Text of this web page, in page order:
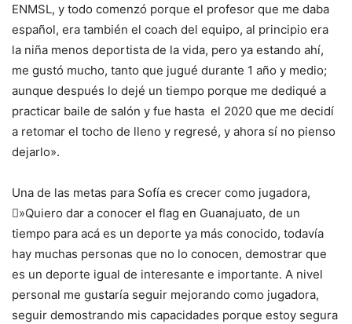
ENMSL, y todo comenzó porque el profesor que me daba
español, era también el coach del equipo, al principio era
la niña menos deportista de la vida, pero ya estando ahí,
me gustó mucho, tanto que jugué durante 1 año y medio;
aunque después lo dejé un tiempo porque me dediqué a
practicar baile de salón y fue hasta el 2020 que me decidí
a retomar el tocho de lleno y regresé, y ahora sí no pienso
dejarlo».
Una de las metas para Sofía es crecer como jugadora,
️»Quiero dar a conocer el flag en Guanajuato, de un
tiempo para acá es un deporte ya más conocido, todavía
hay muchas personas que no lo conocen, demostrar que
es un deporte igual de interesante e importante. A nivel
personal me gustaría seguir mejorando como jugadora,
seguir demostrando mis capacidades porque estoy segura